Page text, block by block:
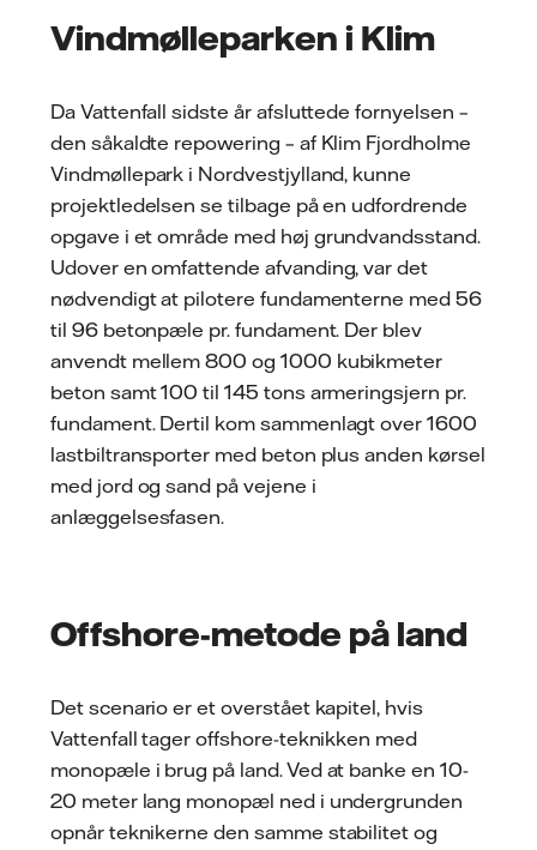
Vindmølleparken i Klim
Da Vattenfall sidste år afsluttede fornyelsen –
den såkaldte repowering – af Klim Fjordholme
Vindmøllepark i Nordvestjylland, kunne
projektledelsen se tilbage på en udfordrende
opgave i et område med høj grundvandsstand.
Udover en omfattende afvanding, var det
nødvendigt at pilotere fundamenterne med 56
til 96 betonpæle pr. fundament. Der blev
anvendt mellem 800 og 1000 kubikmeter
beton samt 100 til 145 tons armeringsjern pr.
fundament. Dertil kom sammenlagt over 1600
lastbiltransporter med beton plus anden kørsel
med jord og sand på vejene i
anlæggelsesfasen.
Offshore-metode på land
Det scenario er et overstået kapitel, hvis
Vattenfall tager offshore-teknikken med
monopæle i brug på land. Ved at banke en 10-
20 meter lang monopæl ned i undergrunden
opnår teknikerne den samme stabilitet og